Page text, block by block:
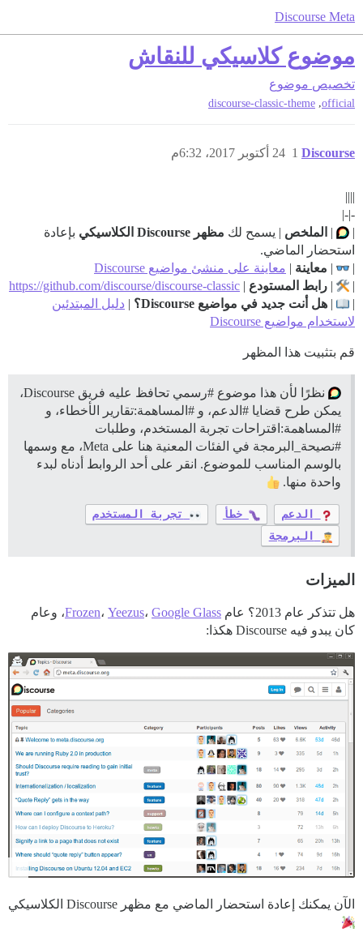
Discourse Meta
موضوع كلاسيكي للنقاش
تخصيص موضوع
official
,
discourse-classic-theme
Discourse 24 أكتوبر 2017، 6:32م 1
||||
-|-|
|
| الملخص | يسمح لك مظهر Discourse الكلاسيكي
بإعادة
استحضار الماضي.
|
| معاينة | معاينة على منشئ مواضيع Discourse
|
| رابط المستودع |
https://github.com/discourse/discourse-classic
|
| هل أنت جديد في مواضيع Discourse؟ | دليل المبتدئين
لاستخدام مواضيع Discourse
قم بتثبيت هذا المظهر
نظرًا لأن هذا موضوع #رسمي
تحافظ عليه فريق Discourse،
يمكن طرح قضايا #الدعم، و #المساهمة:تقارير
الأخطاء، و
#المساهمة:اقتراحات تجربة المستخدم، وطلبات
#نصيحة_البرمجة
في الفئات المعنية هنا على Meta، مع وسمها
بالوسم المناسب للموضوع. انقر على أحد الروابط أدناه لبدء
واحدة منها.
الدعم خطأ
تجربة المستخدم
البرمجة
الميزات
هل تتذكر عام 2013؟ عام Frozen، Yeezus، Google Glass
، وعام
كان يبدو فيه Discourse هكذا:
الآن يمكنك إعادة استحضار الماضي مع مظهر Discourse الكلاسيكي